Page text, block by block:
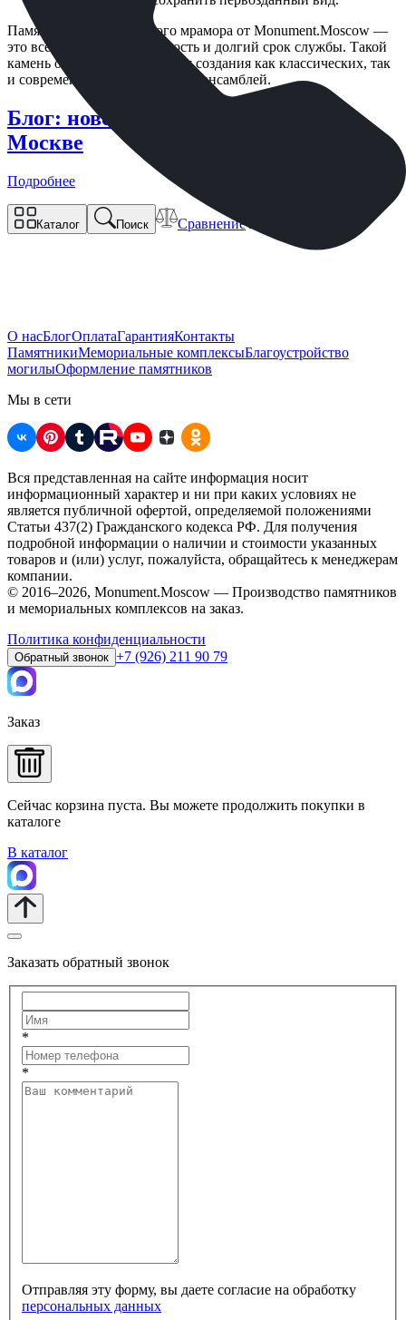
Памятники из уфалейского мрамора от Monument.Moscow —
это всегда гармония, строгость и долгий срок службы. Такой
камень отлично подходит для создания как классических, так
и современных мемориальных ансамблей.
Блог: новость памятник купить в
Москве
Подробнее
Каталог Поиск Сравнение
О насБлогОплатаГарантияКонтакты
ПамятникиМемориальные комплексыБлагоустройство
могилыОформление памятников
Мы в сети
Вся представленная на сайте информация носит
информационный характер и ни при каких условиях не
является публичной офертой, определяемой положениями
Статьи 437(2) Гражданского кодекса РФ. Для получения
подробной информации о наличии и стоимости указанных
товаров и (или) услуг, пожалуйста, обращайтесь к менеджерам
компании.
© 2016–2026, Monument.Moscow — Производство памятников
и мемориальных комплексов на заказ.
Политика конфиденциальности
Обратный звонок +7 (926) 211 90 79
Заказ
Сейчас корзина пуста. Вы можете продолжить покупки в
каталоге
В каталог
Заказать обратный звонок
*
*
Отправляя эту форму, вы даете согласие на обработку
персональных данных